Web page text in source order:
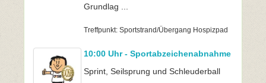
Grundlag ...
Treffpunkt: Sportstrand/Übergang Hospizpad
10:00 Uhr - Sportabzeichenabnahme
Sprint, Seilsprung und Schleuderball